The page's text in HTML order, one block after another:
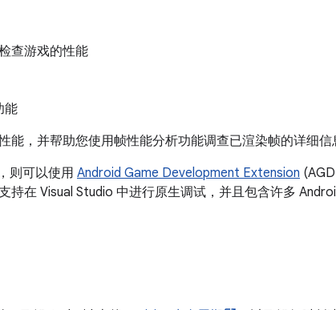
查游戏的性能
能
能，并帮助您使用帧性能分析功能调查已渲染帧的详细信
则可以使用 Android Game Development Extension
持在 Visual Studio 中进行原生调试，并且包含许多